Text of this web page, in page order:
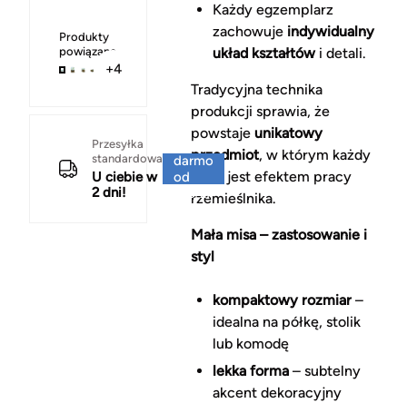
Produkty
powiązane
+4
Przesyłka
standardowa
U ciebie w
2 dni!
darmo
od
150 zł
Każdy egzemplarz
zachowuje indywidualny
układ kształtówi detali.
Tradycyjna technika
produkcji sprawia, że
powstaje unikatowy
przedmiot, w którym każdy
detal jest efektem pracy
rzemieślnika.
Mała misa – zastosowanie i
styl
kompaktowy rozmiar–
idealna na półkę, stolik
lub komodę
lekka forma– subtelny
akcent dekoracyjny